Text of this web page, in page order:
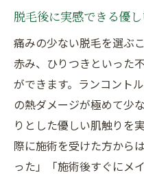
脱毛後に実感できる優
痛みの少ない脱毛を選ぶ
赤み、ひりつきといった
ができます。ランコント
の熱ダメージが極めて少
りとした優しい肌触りを
際に施術を受けた方から
った」「施術後すぐにメ